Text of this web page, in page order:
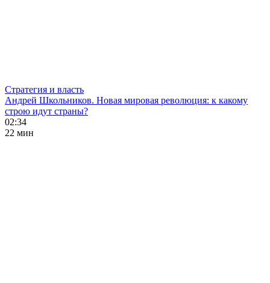
Стратегия и власть
Андрей Школьников. Новая мировая революция: к какому
строю идут страны?
02:34
22 мин